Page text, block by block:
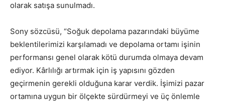
olarak satışa sunulmadı.
Sony sözcüsü, “Soğuk depolama pazarındaki büyüme
beklentilerimizi karşılamadı ve depolama ortamı işinin
performansı genel olarak kötü durumda olmaya devam
ediyor. Kârlılığı artırmak için iş yapısını gözden
geçirmenin gerekli olduğuna karar verdik. İşimizi pazar
ortamına uygun bir ölçekte sürdürmeyi ve üç önlemle